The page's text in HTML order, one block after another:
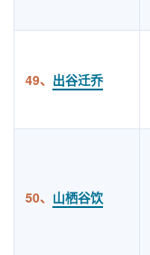
49、 出谷迁乔
50、 山栖谷饮